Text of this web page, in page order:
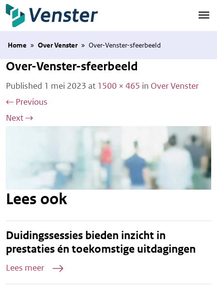
Naar hoofdinhoud
Home » Over Venster » Over-Venster-sfeerbeeld
Over-Venster-sfeerbeeld
Published 1 mei 2023 at 1500 × 465 in Over Venster
← Previous
Next→
Lees ook
Duidingssessies bieden inzicht in
prestaties én toekomstige uitdagingen
Lees meer